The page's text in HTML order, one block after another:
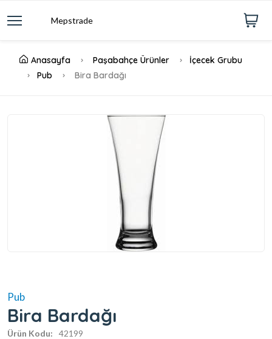
Mepstrade
Anasayfa Paşabahçe Ürünler
İçecek Grubu
Pub
Bira Bardağı
Pub
Bira Bardağı
Ürün Kodu: 42199